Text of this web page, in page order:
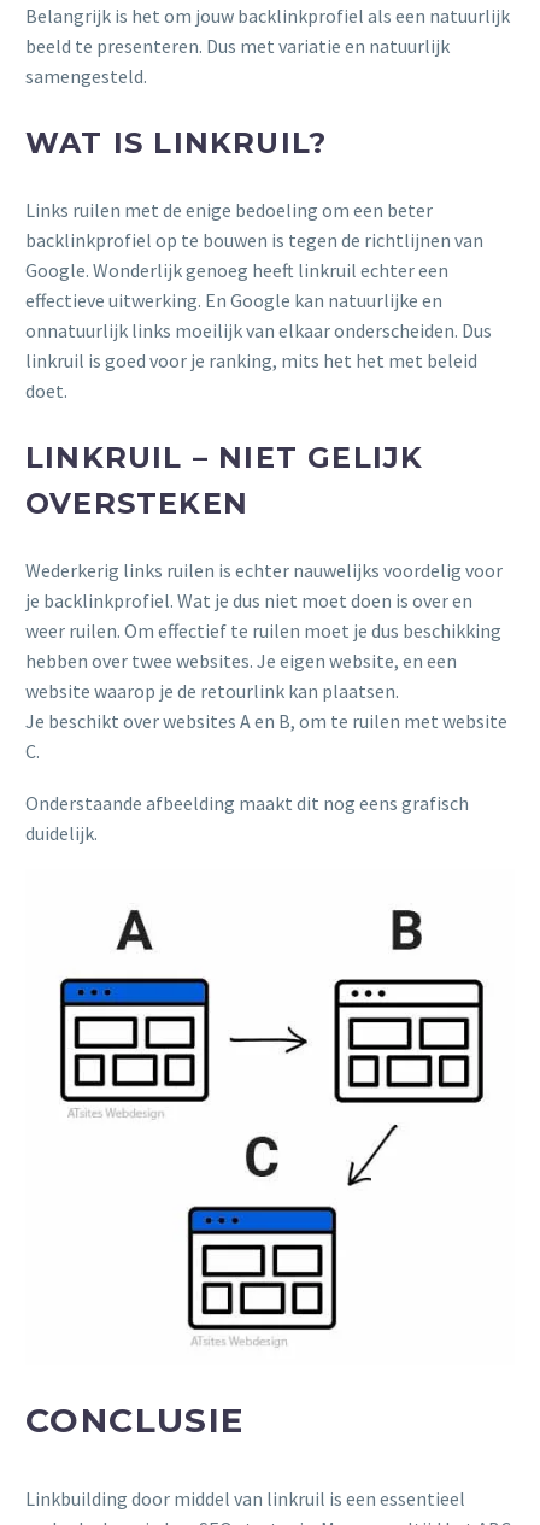
Belangrijk is het om jouw backlinkprofiel als een natuurlijk
beeld te presenteren. Dus met variatie en natuurlijk
samengesteld.
WAT IS LINKRUIL?
Links ruilen met de enige bedoeling om een beter
backlinkprofiel op te bouwen is tegen de richtlijnen van
Google. Wonderlijk genoeg heeft linkruil echter een
effectieve uitwerking. En Google kan natuurlijke en
onnatuurlijk links moeilijk van elkaar onderscheiden. Dus
linkruil is goed voor je ranking, mits het het met beleid
doet.
LINKRUIL – NIET GELIJK
OVERSTEKEN
Wederkerig links ruilen is echter nauwelijks voordelig voor
je backlinkprofiel. Wat je dus niet moet doen is over en
weer ruilen. Om effectief te ruilen moet je dus beschikking
hebben over twee websites. Je eigen website, en een
website waarop je de retourlink kan plaatsen.
Je beschikt over websites A en B, om te ruilen met website
C.
Onderstaande afbeelding maakt dit nog eens grafisch
duidelijk.
CONCLUSIE
Linkbuilding door middel van linkruil is een essentieel